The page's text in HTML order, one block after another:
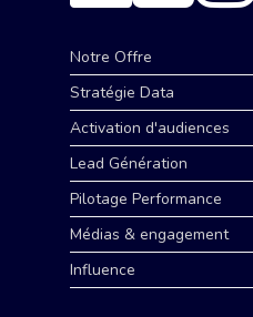
Notre Offre
Stratégie Data
Activation d'audiences
Lead Génération
Pilotage Performance
Médias & engagement
Influence